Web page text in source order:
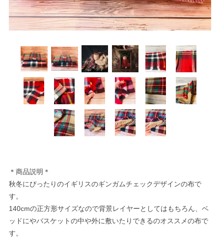
＊商品説明＊
秋冬にぴったりのイギリスのギンガムチェックデザインの布で
す。
140cmの正方形サイズなので背景レイヤーとしてはもちろん、ベ
ッドにやバスケットの中や外に敷いたりできるのオススメの布で
す。